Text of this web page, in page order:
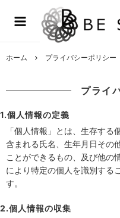
まつげエクステ商材の通販・
げ商材・美容商材の通販｜BE
ホーム プライバシーポリシー
プライ
1.個人情報の定義
「個人情報」とは、生存す
含まれる氏名、生年月日その
ことができるもの、及び他の
により特定の個人を識別する
す。
2.個人情報の収集